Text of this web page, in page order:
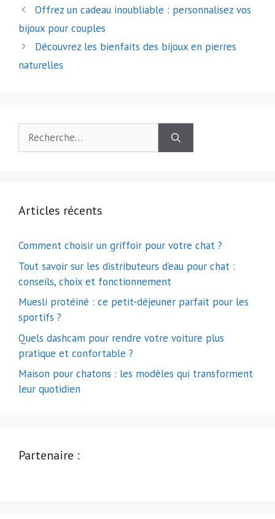
Navigation
des
articles
Offrez un cadeau inoubliable : personnalisez vos
bijoux pour couples
Découvrez les bienfaits des bijoux en pierres
naturelles
Articles récents
Comment choisir un griffoir pour votre chat ?
Tout savoir sur les distributeurs d’eau pour chat :
conseils, choix et fonctionnement
Muesli protéiné : ce petit-déjeuner parfait pour les
sportifs ?
Quels dashcam pour rendre votre voiture plus
pratique et confortable ?
Maison pour chatons : les modèles qui transforment
leur quotidien
Partenaire :